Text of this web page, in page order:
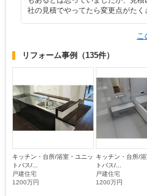
社の見積でやってたら変更点がた
こ
リフォーム事例 （135件）
キッチン・台所/浴室・ユニッ
トバス/...
戸建住宅
1200万円
キッチン・台所/
トバス/...
戸建住宅
1200万円